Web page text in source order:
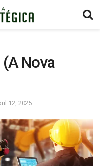
Nova
12, 2025